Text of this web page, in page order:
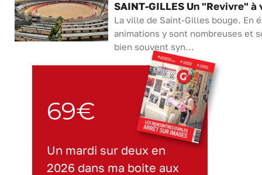
SAINT-GILLES Un "Revivre" à
La ville de Saint-Gilles bouge. En
animations y sont nombreuses et
bien souvent syn...
69€
Un mardi sur deux en
2026 dans ma boite aux